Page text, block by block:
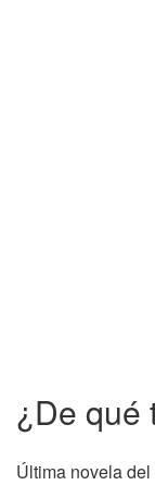
¿De qué
Última novela